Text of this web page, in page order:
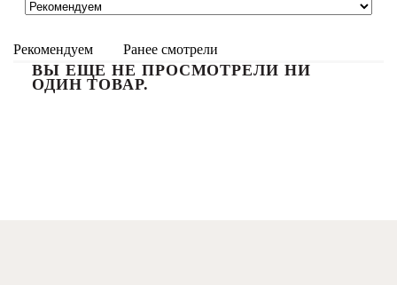
Рекомендуем Ранее смотрели
ВЫ ЕЩЕ НЕ ПРОСМОТРЕЛИ НИ
ОДИН ТОВАР.